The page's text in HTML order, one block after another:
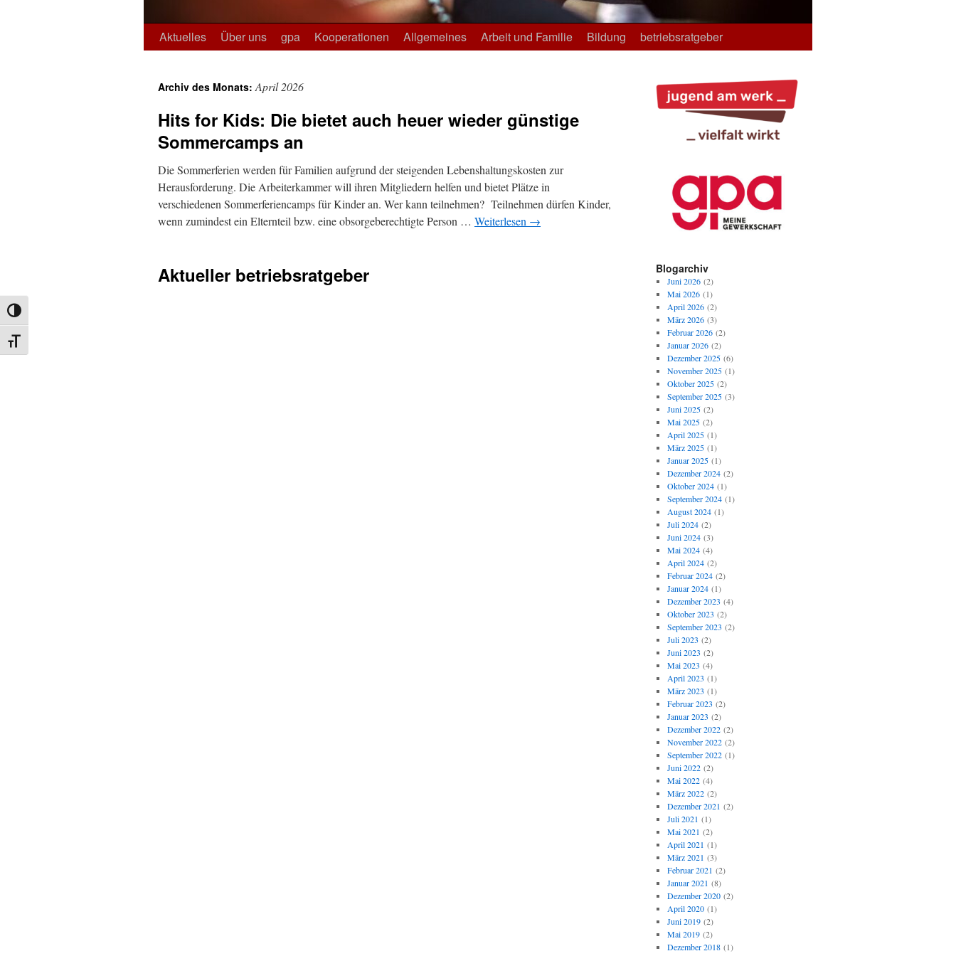
Umschalten auf hohe Kontraste
Schrift vergrößern
Aktuelles Über uns gpa Kooperationen Allgemeines Arbeit und Familie Bildung betriebsratgeber
Archiv des Monats:April 2026
Hits for Kids: Die bietet auch heuer wieder günstige
Sommercamps an
Die Sommerferien werden für Familien aufgrund der steigenden Lebenshaltungskosten zur
Herausforderung. Die Arbeiterkammer will ihren Mitgliedern helfen und bietet Plätze in
verschiedenen Sommerferiencamps für Kinder an. Wer kann teilnehmen? Teilnehmen dürfen Kinder,
wenn zumindest ein Elternteil bzw. eine obsorgeberechtigte Person … Weiterlesen →
Aktueller betriebsratgeber Blogarchiv
Juni 2026(2)
Mai 2026(1)
April 2026(2)
März 2026(3)
Februar 2026(2)
Januar 2026(2)
Dezember 2025(6)
November 2025(1)
Oktober 2025(2)
September 2025(3)
Juni 2025(2)
Mai 2025(2)
April 2025(1)
März 2025(1)
Januar 2025(1)
Dezember 2024(2)
Oktober 2024(1)
September 2024(1)
August 2024(1)
Juli 2024(2)
Juni 2024(3)
Mai 2024(4)
April 2024(2)
Februar 2024(2)
Januar 2024(1)
Dezember 2023 (4)
Oktober 2023 (2)
September 2023 (2)
Juli 2023 (2)
Juni 2023 (2)
Mai 2023 (4)
April 2023 (1)
März 2023 (1)
Februar 2023 (2)
Januar 2023 (2)
Dezember 2022(2)
November 2022(2)
September 2022(1)
Juni 2022(2)
Mai 2022(4)
März 2022(2)
Dezember 2021 (2)
Juli 2021 (1)
Mai 2021 (2)
April 2021 (1)
März 2021 (3)
Februar 2021 (2)
Januar 2021 (8)
Dezember 2020(2)
April 2020(1)
Juni 2019(2)
Mai 2019(2)
Dezember 2018(1)